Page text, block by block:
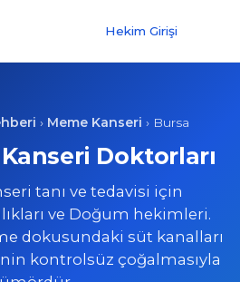
Hekim Girişi
› Meme Kanseri › Bursa
Doktorları
tanı ve tedavisi için
ve Doğum hekimleri.
dokusundaki süt kanalları
kontrolsüz çoğalmasıyla